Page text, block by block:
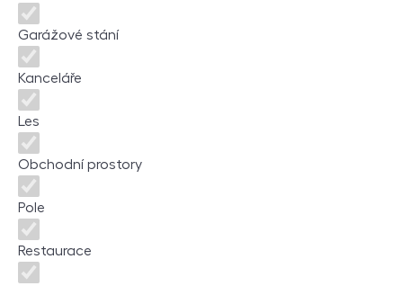
Garážové stání
Kanceláře
Les
Obchodní prostory
Pole
Restaurace